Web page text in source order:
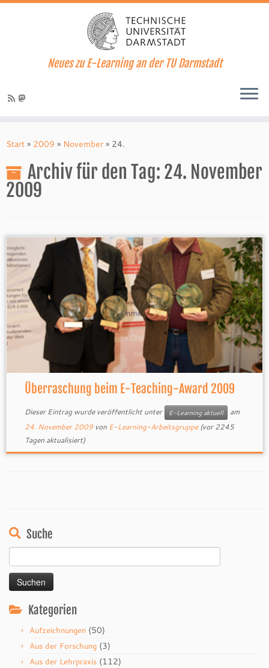
Inhalt
Neues zu E-Learning an der TU Darmstadt
Start » 2009 » November » 24.
Archiv für den Tag: 24. November
2009
Überraschung beim E-Teaching-Award 2009
Dieser Eintrag wurde veröffentlicht unter E-Learning aktuell
am
24. November 2009 von E-Learning-Arbeitsgruppe(vor 2245
Tagen aktualisiert)
Suche
nach:
Kategorien
Aufzeichnungen (50)
Aus der Forschung (3)
Aus der Lehrpraxis (112)